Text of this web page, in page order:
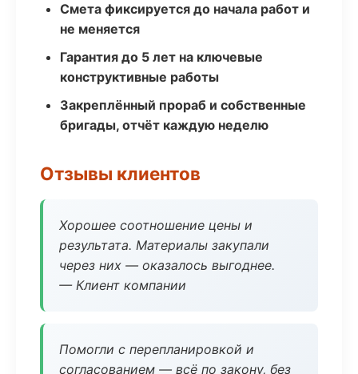
Смета фиксируется до начала работ и
не меняется
Гарантия до 5 лет на ключевые
конструктивные работы
Закреплённый прораб и собственные
бригады, отчёт каждую неделю
Отзывы клиентов
Хорошее соотношение цены и
результата. Материалы закупали
через них — оказалось выгоднее.
— Клиент компании
Помогли с перепланировкой и
согласованием — всё по закону, без